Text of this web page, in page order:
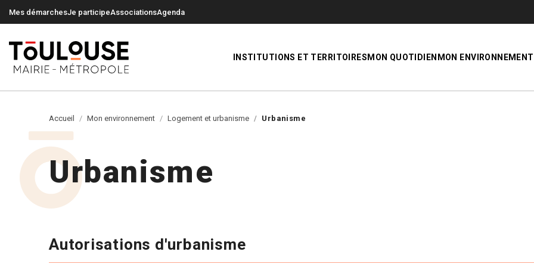
Mes démarchesJe participeAssociationsAgenda
INSTITUTIONS ET TERRITOIRES MON QUOTIDIEN MON ENVIRONNEMENT
Accueil Mon environnement Logement et urbanisme Urbanisme
Urbanisme
Autorisations d'urbanisme